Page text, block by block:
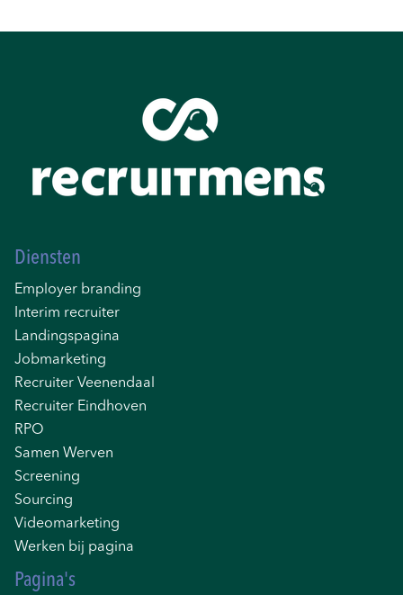
Diensten
Employer branding
Interim recruiter
Landingspagina
Jobmarketing
Recruiter Veenendaal
Recruiter Eindhoven
RPO
Samen Werven
Screening
Sourcing
Videomarketing
Werken bij pagina
Pagina's